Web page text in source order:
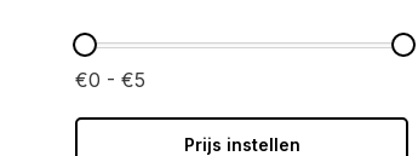
€0 - €5
Prijs instellen